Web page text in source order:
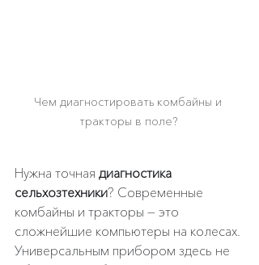
Чем диагностировать комбайны и
тракторы в поле?
Нужна точная диагностика
сельхозтехники? Современные
комбайны и тракторы — это
сложнейшие компьютеры на колесах.
Универсальным прибором здесь не